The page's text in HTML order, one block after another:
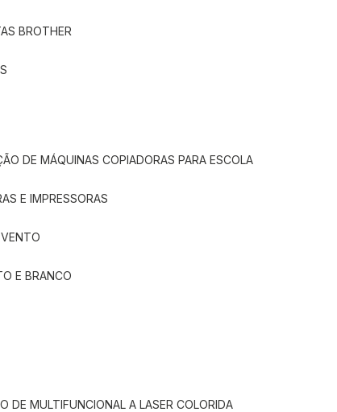
BROTHER
DE MÁQUINAS COPIADORAS PARA ESCOLA
E IMPRESSORAS
E BRANCO
DE MULTIFUNCIONAL A LASER COLORIDA